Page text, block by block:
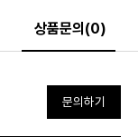
상품문의(0)
문의하기